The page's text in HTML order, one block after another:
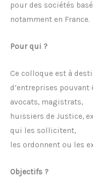
pour des sociétés
notamment en France.
Pour qui ?
Ce colloque est à
d’entreprises pouvant
avocats, magistrats,
huissiers de Justice,
qui les sollicitent,
les ordonnent ou les
Objectifs ?